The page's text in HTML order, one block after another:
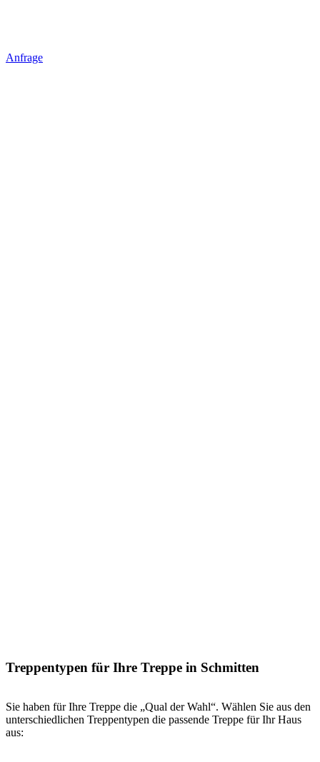
Anfrage
Treppentypen für Ihre Treppe in Schmitten
Sie haben für Ihre Treppe die „Qual der Wahl“. Wählen Sie aus den
unterschiedlichen Treppentypen die passende Treppe für Ihr Haus
aus: